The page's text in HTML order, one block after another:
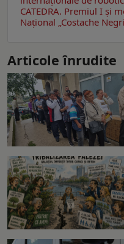
CATEDRA. Premiul I și
Național „Costache
Articole înrudite